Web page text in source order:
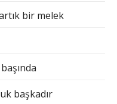
bir melek
başkadır